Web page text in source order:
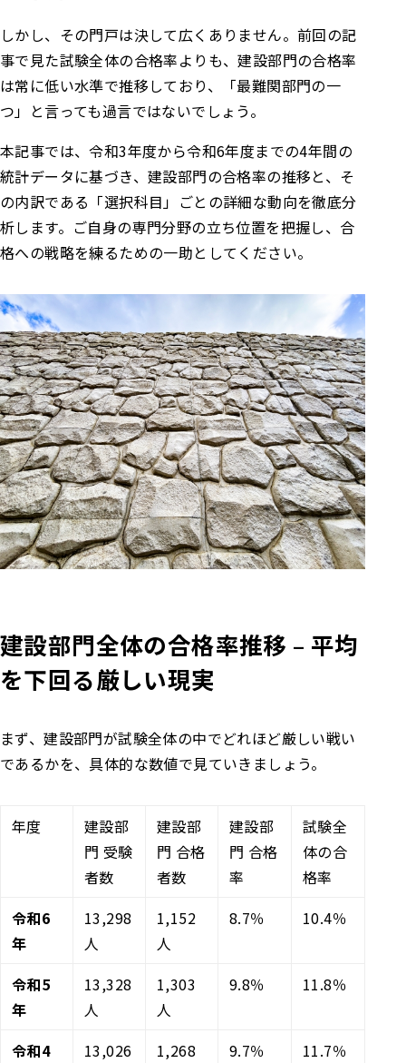
しかし、その門戸は決して広くありません。前回の記
事で見た試験全体の合格率よりも、建設部門の合格率
は常に低い水準で推移しており、「最難関部門の一
つ」と言っても過言ではないでしょう。
本記事では、令和3年度から令和6年度までの4年間の
統計データに基づき、建設部門の合格率の推移と、そ
の内訳である「選択科目」ごとの詳細な動向を徹底分
析します。ご自身の専門分野の立ち位置を把握し、合
格への戦略を練るための一助としてください。
建設部門全体の合格率推移 – 平均
を下回る厳しい現実
まず、建設部門が試験全体の中でどれほど厳しい戦い
であるかを、具体的な数値で見ていきましょう。
年度
建設部
門 受験
者数
建設部
門 合格
者数
建設部
門 合格
率
試験全
体の合
格率
令和6
年
13,298
人
1,152
人
8.7％ 10.4％
令和5
年
13,328
人
1,303
人
9.8％ 11.8％
令和4
13,026
1,268
9.7％ 11.7％